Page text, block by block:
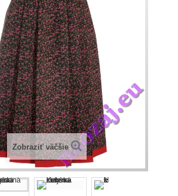
Zobraziť väčšie